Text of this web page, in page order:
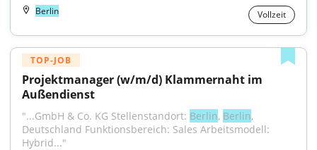
Berlin Vollzeit
TOP-JOB
Projektmanager (w/m/d) Klammernaht im
Außendienst
"...GmbH & Co. KG Stellenstandort: Berlin, Berlin,
Deutschland Funktionsbereich: Sales Arbeitsmodell:
Hybrid..."